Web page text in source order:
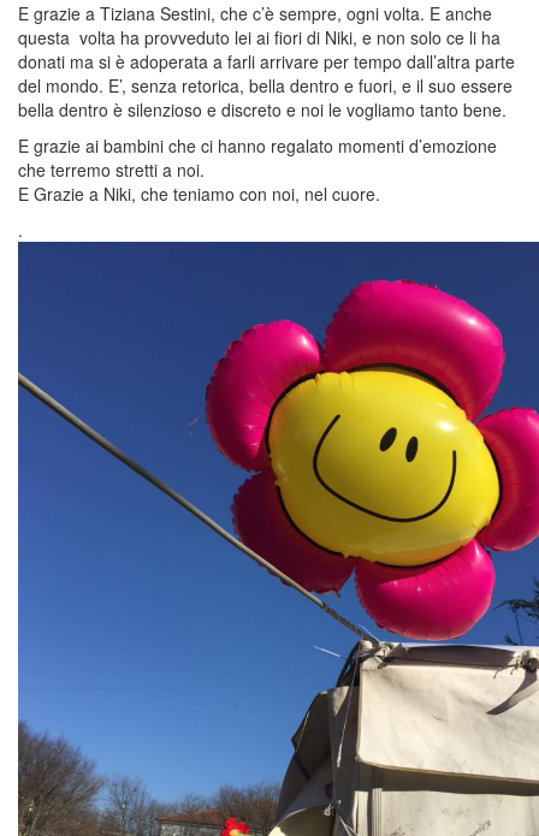
E grazie a Tiziana Sestini, che c’è sempre, ogni volta. E anche
questa volta ha provveduto lei ai fiori di Niki, e non solo ce li ha
donati ma si è adoperata a farli arrivare per tempo dall’altra parte
del mondo. E’, senza retorica, bella dentro e fuori, e il suo essere
bella dentro è silenzioso e discreto e noi le vogliamo tanto bene.
E grazie ai bambini che ci hanno regalato momenti d’emozione
che terremo stretti a noi.
E Grazie a Niki, che teniamo con noi, nel cuore.
.